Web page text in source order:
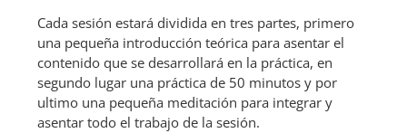
Cada sesión estará dividida en tres partes, primero
una pequeña introducción teórica para asentar el
contenido que se desarrollará en la práctica, en
segundo lugar una práctica de 50 minutos y por
ultimo una pequeña meditación para integrar y
asentar todo el trabajo de la sesión.